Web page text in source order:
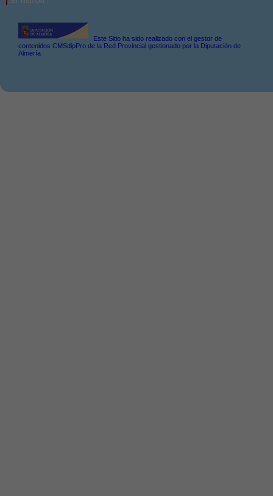
Este Sitio ha sido realizado con el gestor de
contenidos CMSdipPro de la Red Provincial gestionado por la Diputación de
Almería